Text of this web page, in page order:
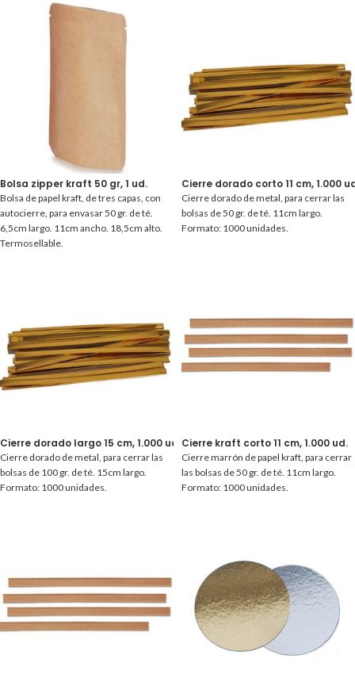
Bolsa zipper kraft 50 gr, 1 ud.
Bolsa de papel kraft, de tres capas, con
autocierre, para envasar 50 gr. de té.
6,5cm largo. 11cm ancho. 18,5cm alto.
Termosellable.
Cierre dorado corto 11 cm, 1.000
Cierre dorado de metal, para cerrar las
bolsas de 50 gr. de té. 11cm largo.
Formato: 1000 unidades.
Cierre dorado largo 15 cm, 1.000 ud.
Cierre dorado de metal, para cerrar las
bolsas de 100 gr. de té. 15cm largo.
Formato: 1000 unidades.
Cierre kraft corto 11 cm, 1.000 ud.
Cierre marrón de papel kraft, para cerrar
las bolsas de 50 gr. de té. 11cm largo.
Formato: 1000 unidades.